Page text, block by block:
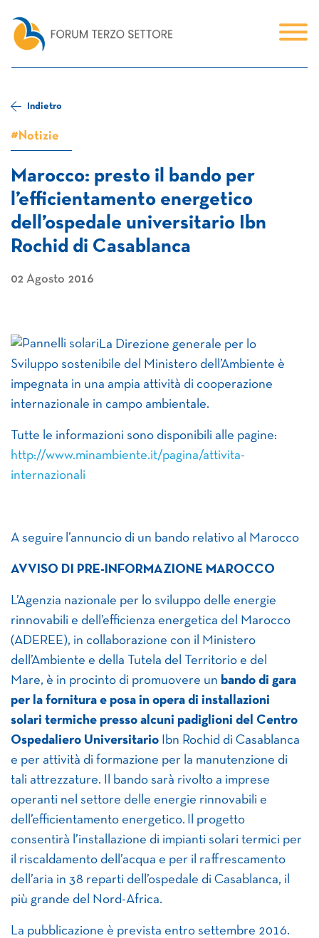
Indietro
#Notizie
Marocco: presto il bando per
l’efficientamento energetico
dell’ospedale universitario Ibn
Rochid di Casablanca
02 Agosto 2016
La Direzione generale per lo
Sviluppo sostenibile del Ministero dell’Ambiente è
impegnata in una ampia attività di cooperazione
internazionale in campo ambientale.
Tutte le informazioni sono disponibili alle pagine:
http://www.minambiente.it/pagina/attivita-
internazionali
A seguire l’annuncio di un bando relativo al Marocco
AVVISO DI PRE-INFORMAZIONE MAROCCO
L’Agenzia nazionale per lo sviluppo delle energie
rinnovabili e dell’efficienza energetica del Marocco
(ADEREE), in collaborazione con il Ministero
dell’Ambiente e della Tutela del Territorio e del
Mare, è in procinto di promuovere un bando di gara
per la fornitura e posa in opera di installazioni
solari termiche presso alcuni padiglioni del Centro
Ospedaliero Universitario Ibn Rochid di Casablanca
e per attività di formazione per la manutenzione di
tali attrezzature. Il bando sarà rivolto a imprese
operanti nel settore delle energie rinnovabili e
dell’efficientamento energetico. Il progetto
consentirà l’installazione di impianti solari termici per
il riscaldamento dell’acqua e per il raffrescamento
dell’aria in 38 reparti dell’ospedale di Casablanca, il
più grande del Nord-Africa.
La pubblicazione è prevista entro settembre 2016.